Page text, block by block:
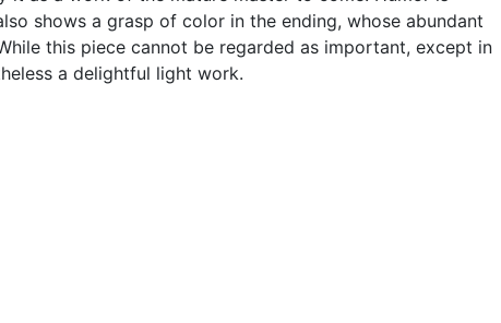
shows a grasp of color in the ending, whose abundant
this piece cannot be regarded as important, except in
a delightful light work.